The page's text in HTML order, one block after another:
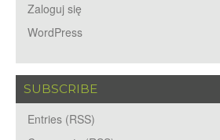
Zaloguj się
WordPress
SUBSCRIBE
Entries (RSS)